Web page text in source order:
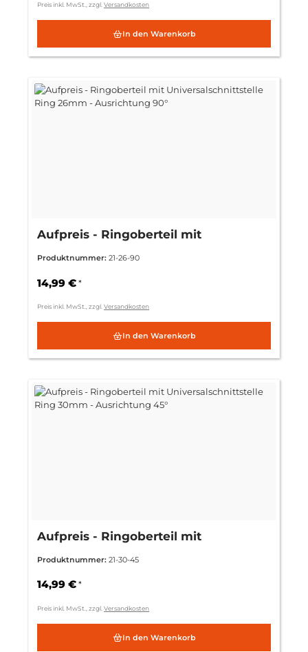
Preis inkl. MwSt., zzgl.Versandkosten
In den Warenkorb
Aufpreis - Ringoberteil mit
Ausrichtung 90°
Produktnummer: 21-26-90
14,99 € *
Preis inkl. MwSt., zzgl. Versandkosten
In den Warenkorb
Aufpreis - Ringoberteil mit
Ausrichtung 45°
Produktnummer: 21-30-45
14,99 € *
Preis inkl. MwSt., zzgl. Versandkosten
In den Warenkorb